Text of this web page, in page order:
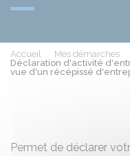
Accueil Mes démarches
Déclaration d'activité
vue d'un récépissé
Permet de déclarer